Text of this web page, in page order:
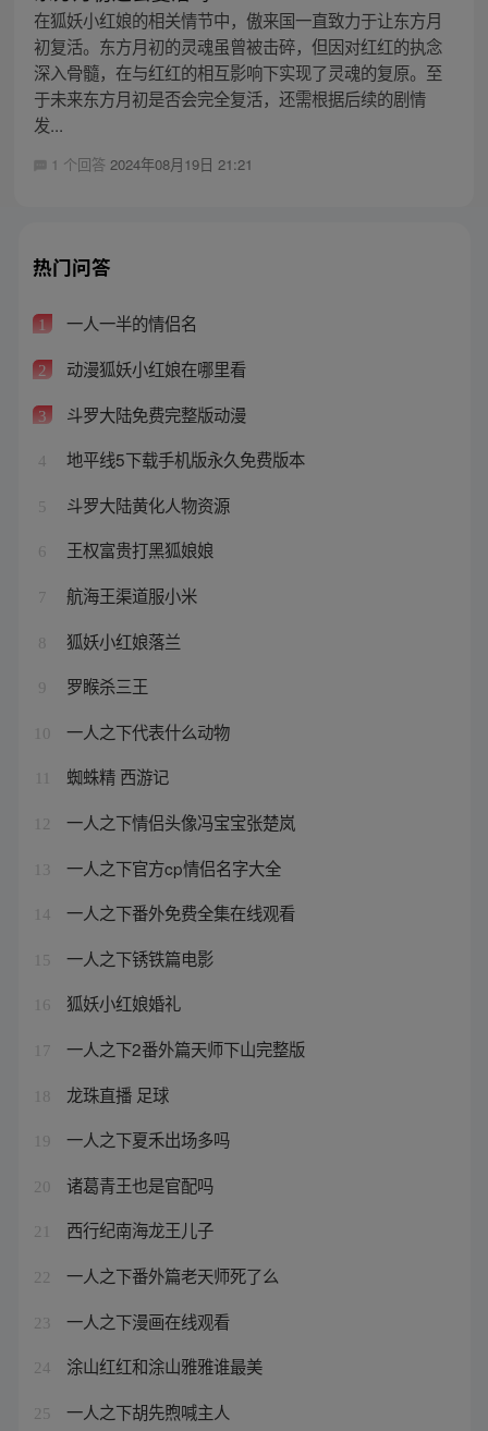
在狐妖小红娘的相关情节中，傲来国一直致力于让东方月
初复活。东方月初的灵魂虽曾被击碎，但因对红红的执念
深入骨髓，在与红红的相互影响下实现了灵魂的复原。至
于未来东方月初是否会完全复活，还需根据后续的剧情
发...
1 个回答 2024年08月19日 21:21
热门问答
1 一人一半的情侣名
2 动漫狐妖小红娘在哪里看
3 斗罗大陆免费完整版动漫
4 地平线5下载手机版永久免费版本
5 斗罗大陆黄化人物资源
6 王权富贵打黑狐娘娘
7 航海王渠道服小米
8 狐妖小红娘落兰
9 罗睺杀三王
10 一人之下代表什么动物
蜘蛛精 西游记
12 一人之下情侣头像冯宝宝张楚岚
13 一人之下官方cp情侣名字大全
14 一人之下番外免费全集在线观看
15 一人之下锈铁篇电影
16 狐妖小红娘婚礼
17 一人之下2番外篇天师下山完整版
18 龙珠直播 足球
19 一人之下夏禾出场多吗
20 诸葛青王也是官配吗
21 西行纪南海龙王儿子
22 一人之下番外篇老天师死了么
23 一人之下漫画在线观看
24 涂山红红和涂山雅雅谁最美
25 一人之下胡先煦喊主人